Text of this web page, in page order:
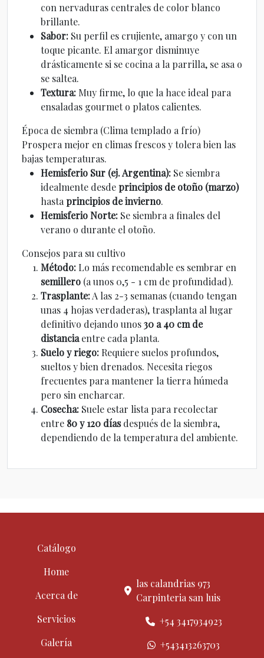
con nervaduras centrales de color blanco
brillante.
Sabor: Su perfil es crujiente, amargo y con un
toque picante. El amargor disminuye
drásticamente si se cocina a la parrilla, se asa o
se saltea.
Textura: Muy firme, lo que la hace ideal para
ensaladas gourmet o platos calientes.
Época de siembra (Clima templado a frío)
Prospera mejor en climas frescos y tolera bien las
bajas temperaturas.
Hemisferio Sur (ej. Argentina): Se siembra
idealmente desdeprincipios de otoño (marzo)
hasta principios de invierno.
Hemisferio Norte: Se siembra a finales del
verano o durante el otoño.
Consejos para su cultivo
Método: Lo más recomendable es sembrar en
semillero (a unos 0,5 - 1 cm de profundidad).
Trasplante:A las 2-3 semanas (cuando tengan
unas 4 hojas verdaderas), trasplanta al lugar
definitivo dejando unos30 a 40 cm de
distanciaentre cada planta.
Suelo y riego: Requiere suelos profundos,
sueltos y bien drenados. Necesita riegos
frecuentes para mantener la tierra húmeda
pero sin encharcar.
Cosecha: Suele estar lista para recolectar
entre 80 y 120 díasdespués de la siembra,
dependiendo de la temperatura del ambiente.
Catálogo
Home
Acerca de
Servicios
Galería
las calandrias 973
Carpinteria san luis
+54 3417934923
+543413263703